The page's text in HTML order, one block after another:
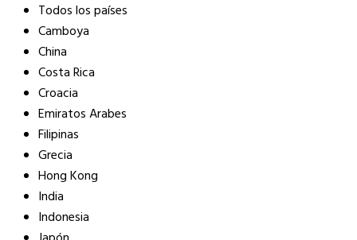
Todos los países
Camboya
China
Costa Rica
Croacia
Emiratos Arabes
Filipinas
Grecia
Hong Kong
India
Indonesia